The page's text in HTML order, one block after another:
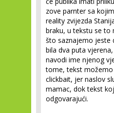
zove parnter sa
reality zvijezda
braku, u tekstu se to
što saznajemo jeste
bila dva puta
navodi ime njenog
tome, tekst možemo
clickbait, jer naslov
mamac, dok tekst
odgovarajući.